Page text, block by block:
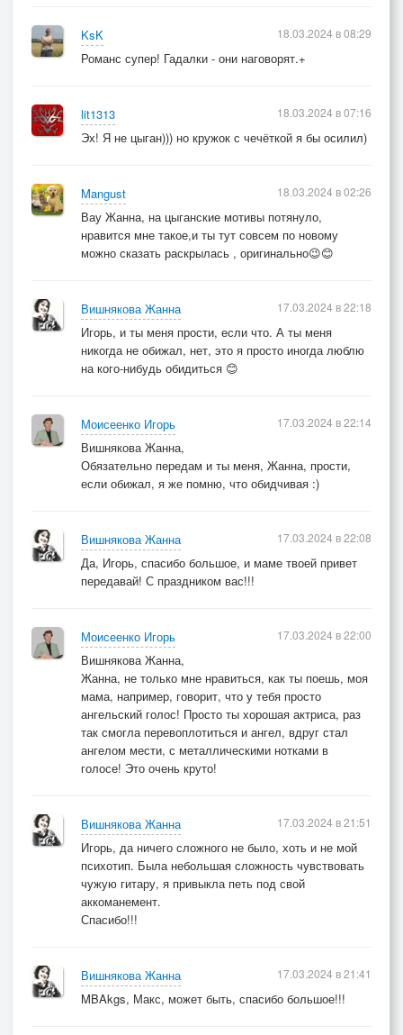
KsK
Романс супер! Гадалки - они наговорят.+
18.03.2024 в 08:29
lit1313
Эх! Я не цыган))) но кружок с чечёткой я бы осилил)
18.03.2024 в 07:16
Mangust
Вау Жанна, на цыганские мотивы потянуло,
нравится мне такое,и ты тут совсем по новому
можно сказать раскрылась , оригинально😉😊
18.03.2024 в 02:26
Вишнякова Жанна
Игорь, и ты меня прости, если что. А ты меня
никогда не обижал, нет, это я просто иногда люблю
на кого-нибудь обидиться 😊
17.03.2024 в 22:18
Моисеенко Игорь
Вишнякова Жанна,
Обязательно передам и ты меня, Жанна, прости,
если обижал, я же помню, что обидчивая :)
17.03.2024 в 22:14
Вишнякова Жанна
Да, Игорь, спасибо большое, и маме твоей привет
передавай! С праздником вас!!!
17.03.2024 в 22:08
Моисеенко Игорь
Вишнякова Жанна,
Жанна, не только мне нравиться, как ты поешь, моя
мама, например, говорит, что у тебя просто
ангельский голос! Просто ты хорошая актриса, раз
так смогла перевоплотиться и ангел, вдруг стал
ангелом мести, с металлическими нотками в
голосе! Это очень круто!
17.03.2024 в 22:00
Вишнякова Жанна
Игорь, да ничего сложного не было, хоть и не мой
психотип. Была небольшая сложность чувствовать
чужую гитару, я привыкла петь под свой
аккоманемент.
Спасибо!!!
17.03.2024 в 21:51
Вишнякова Жанна
MBAkgs, Макс, может быть, спасибо большое!!!
17.03.2024 в 21:41